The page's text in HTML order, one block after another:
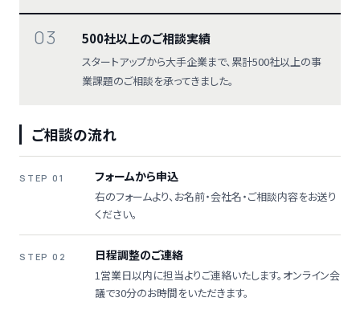
03 500社以上のご相談実績
スタートアップから大手企業まで、累計500社以上の事
業課題のご相談を承ってきました。
ご相談の流れ
STEP 01 フォームから申込
右のフォームより、お名前・会社名・ご相談内容をお送り
ください。
STEP 02 日程調整のご連絡
1営業日以内に担当よりご連絡いたします。オンライン会
議で30分のお時間をいただきます。